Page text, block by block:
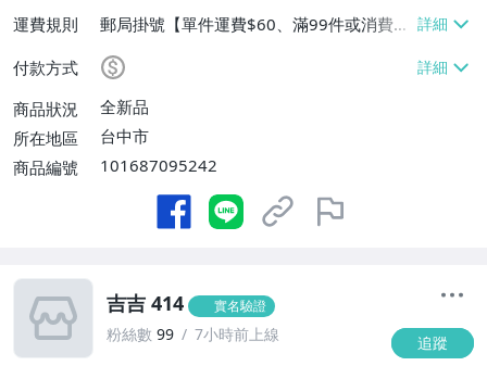
運費規則
郵局掛號【單件運費$60、滿99件或消費滿
$9999免運費】
付款方式
商品狀況
全新品
所在地區
台中市
商品編號
101687095242
吉吉 414 實名驗證
粉絲數 99 7小時前上線 追蹤